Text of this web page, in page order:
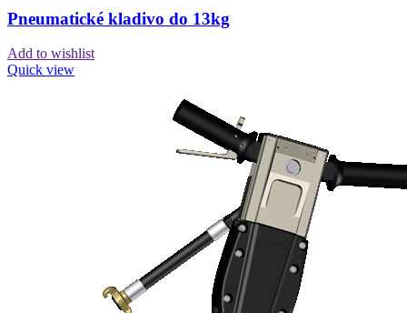
Pneumatické kladivo do 13kg
Add to wishlist
Quick view